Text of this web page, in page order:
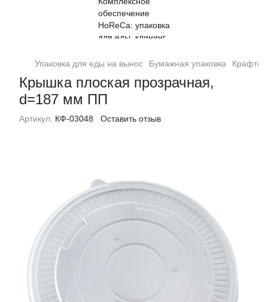
Упаковка для еды на вынос Бумажная упаковка
Крышка плоская прозрачная,
d=187 мм ПП
Артикул: КФ-03048 Оставить отзыв